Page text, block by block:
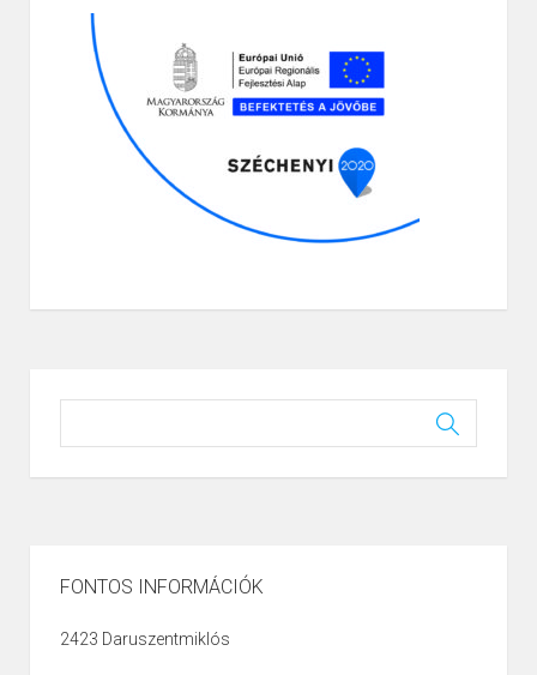
FONTOS INFORMÁCIÓK
2423 Daruszentmiklós